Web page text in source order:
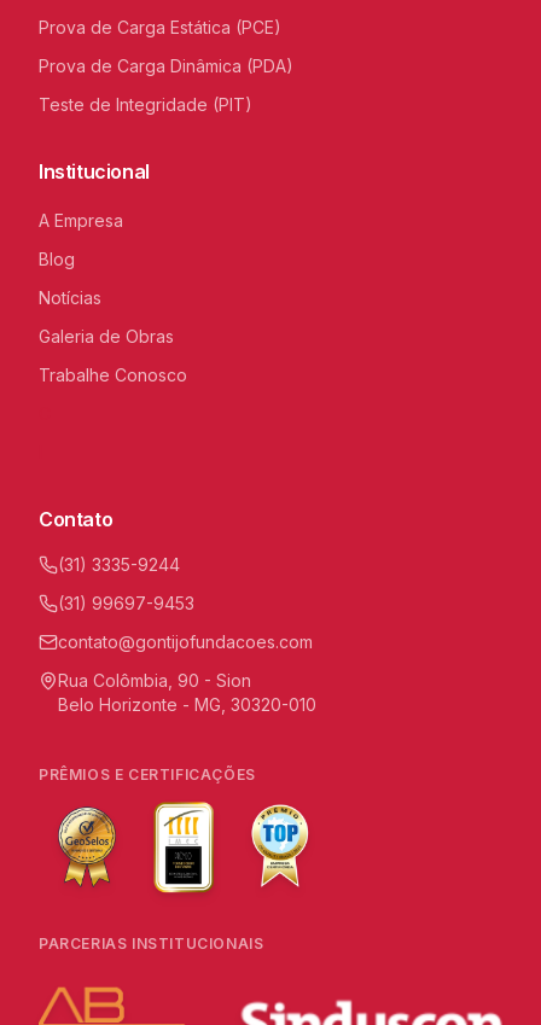
Prova de Carga Estática (PCE)
Prova de Carga Dinâmica (PDA)
Teste de Integridade (PIT)
Institucional
A Empresa
Blog
Notícias
Galeria de Obras
Trabalhe Conosco
Contato
(31) 3335-9244
(31) 99697-9453
contato@gontijofundacoes.com
Rua Colômbia, 90 - Sion
Belo Horizonte - MG, 30320-010
PRÊMIOS E CERTIFICAÇÕES
PARCERIAS INSTITUCIONAIS